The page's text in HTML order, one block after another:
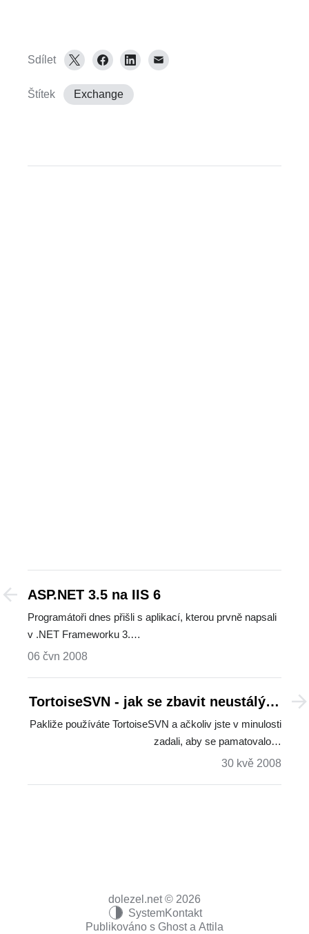
Sdílet
Štítek Exchange
ASP.NET 3.5 na IIS 6
Programátoři dnes přišli s aplikací, kterou prvně napsali
v .NET Frameworku 3.…
06 čvn 2008
TortoiseSVN - jak se zbavit neustálých
výzev k zadání jména a hesla
Pakliže používáte TortoiseSVN a ačkoliv jste v minulosti
zadali, aby se pamatovalo…
30 kvě 2008
dolezel.net © 2026
SystemKontakt
Publikováno s Ghosta Attila